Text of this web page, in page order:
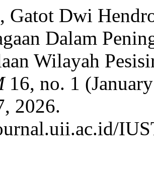
Gatot Dwi
Dalam
Wilayah
16, no. 1
2026.